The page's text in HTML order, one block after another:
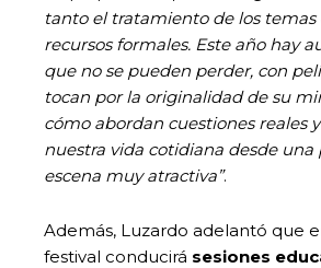
tanto el tratamiento de los temas
recursos formales. Este año hay
que no se pueden perder, con
tocan por la originalidad de su
cómo abordan cuestiones reales
nuestra vida cotidiana desde una
escena muy atractiva”.
Además, Luzardo adelantó que
festival conducirá sesiones